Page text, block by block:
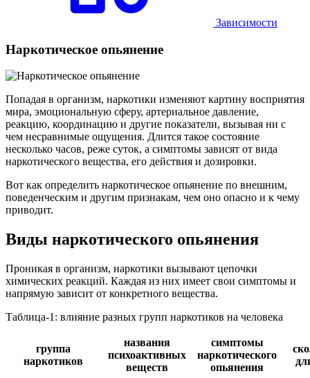
Зависимости
Наркотическое опьянение
Попадая в организм, наркотики изменяют картину восприятия
мира, эмоциональную сферу, артериальное давление,
реакцию, координацию и другие показатели, вызывая ни с
чем несравнимые ощущения. Длится такое состояние
несколько часов, реже суток, а симптомы зависят от вида
наркотического вещества, его действия и дозировки.
Вот как определить наркотическое опьянение по внешним,
поведенческим и другим признакам, чем оно опасно и к чему
приводит.
Виды наркотического опьянения
Проникая в организм, наркотики вызывают цепочки
химических реакций. Каждая из них имеет свои симптомы и
напрямую зависит от конкретного вещества.
Таблица-1: влияние разных групп наркотиков на человека
группа
наркотиков
названия
психоактивных
веществ
симптомы
наркотического
опьянения